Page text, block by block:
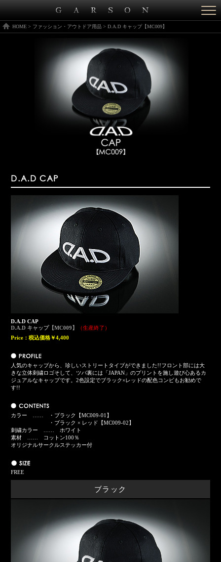
HOME > ファッション・アウトドア用品 > D.A.D キャップ【MC009】
D.A.D CAP
D.A.D CAP
D.A.D キャップ【MC009】
（生産終了）
Price：税込価格￥4,400
人気のキャップから、珍しいストリートタイプができました!!フロント部には大
きな立体刺繍ロゴそして、ツバ裏には「JAPAN」のプリントを施し遊び心あるカ
ジュアルなキャップです。2色設定でブラック×レッドの配色コンビもお勧めで
す!!
カラー …… ・ブラック【MC009-01】
・ブラック × レッド【MC009-02】
刺繍カラー …… ホワイト
素材 …… コットン100％
オリジナルサークルステッカー付
FREE
ブラック